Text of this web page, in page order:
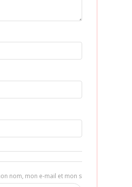
nom, mon e-mail et mon site dans le